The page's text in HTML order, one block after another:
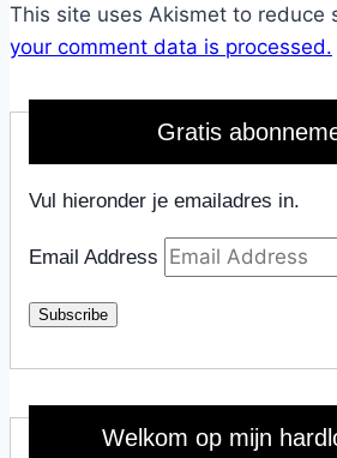
This site uses Akismet to reduce
your comment data is processed.
Gratis
Vul hieronder je emailadres in.
Email Address
Subscribe
Welkom op mijn